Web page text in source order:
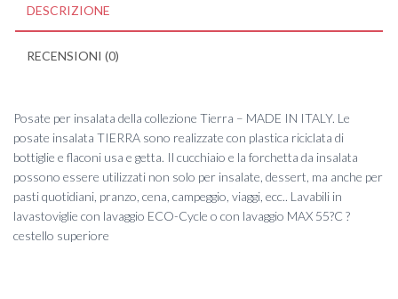
DESCRIZIONE
RECENSIONI (0)
Posate per insalata della collezione Tierra – MADE IN ITALY. Le
posate insalata TIERRA sono realizzate con plastica riciclata di
bottiglie e flaconi usa e getta. Il cucchiaio e la forchetta da insalata
possono essere utilizzati non solo per insalate, dessert, ma anche per
pasti quotidiani, pranzo, cena, campeggio, viaggi, ecc.. Lavabili in
lavastoviglie con lavaggio ECO-Cycle o con lavaggio MAX 55?C ?
cestello superiore